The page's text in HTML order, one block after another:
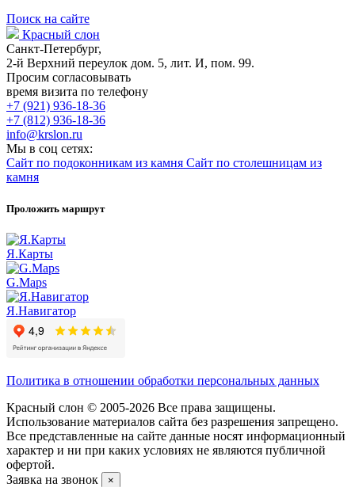
Поиск на сайте
Красный слон
Санкт-Петербург,
2-й Верхний переулок дом. 5, лит. И, пом. 99.
Просим согласовывать
время визита по телефону
+7 (921) 936-18-36
+7 (812) 936-18-36
info@krslon.ru
Мы в соц сетях:
Сайт по подоконникам из камня Сайт по столешницам из
камня
Проложить маршрут
Я.Карты
G.Maps
Я.Навигатор
Политика в отношении обработки персональных данных
Красный слон © 2005-2026 Все права защищены.
Использование материалов сайта без разрешения запрещено.
Все представленные на сайте данные носят информационный
характер и ни при каких условиях не являются публичной
офертой.
Заявка на звонок
×